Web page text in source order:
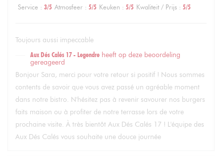
Service : 3/5 Atmosfeer : 5/5 Keuken : 5/5 Kwaliteit / Prijs : 5/5
Toujours aussi impeccable
Aux Dés Calés 17 - Legendre heeft op deze beoordeling
gereageerd
Bonjour Sara, merci pour votre retour si positif ! Nous sommes
contents de savoir que vous avez passé un agréable moment
dans notre bistro. N'hésitez pas à revenir savourer nos burgers
faits maison ou à profiter de notre terrasse lors de votre
prochaine visite. À très bientôt Aux Dés Calés 17 ! L'équipe des
Aux Dés Calés vous souhaite une douce journée